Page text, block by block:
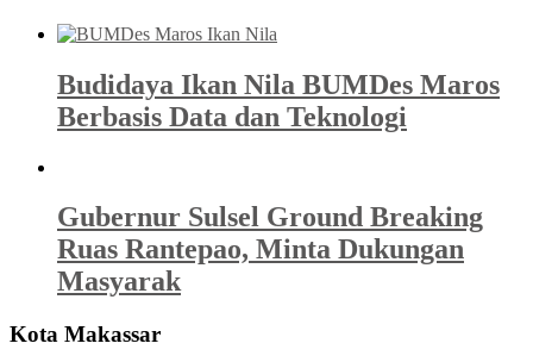
Budidaya Ikan Nila BUMDes Maros
Berbasis Data dan Teknologi
Gubernur Sulsel Ground Breaking
Ruas Rantepao, Minta Dukungan
Masyarak
Kota Makassar